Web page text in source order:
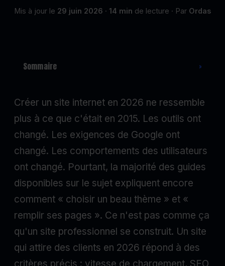
Mis à jour le 29 juin 2026 · 14 min de lecture · Par Ordas
Sommaire ›
Créer un site internet en 2026 ne ressemble
plus à ce que c'était en 2015. Les outils ont
changé. Les exigences de Google ont
changé. Les comportements des utilisateurs
ont changé. Pourtant, la majorité des guides
disponibles sur le sujet expliquent encore
comment « choisir un beau thème » et «
remplir ses pages ». Ce n'est pas comme ça
qu'un site professionnel se construit. Un site
qui attire des clients en 2026 répond à des
critères précis : vitesse de chargement, SEO